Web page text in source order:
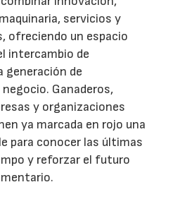
servicios y
ofreciendo un espacio
intercambio de
generación de
Ganaderos,
y organizaciones
ya marcada en rojo una
para conocer las últimas
y reforzar el futuro